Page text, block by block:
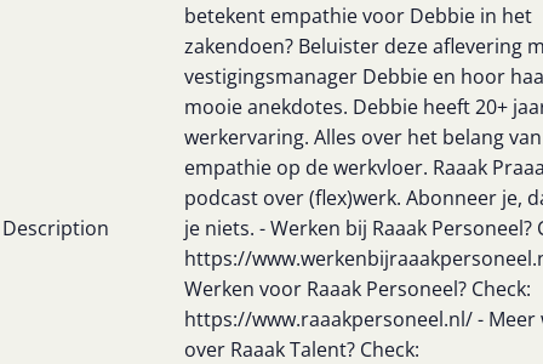
Description
betekent empathie voor Debbie in het
zakendoen? Beluister deze aflevering
vestigingsmanager Debbie en hoor
mooie anekdotes. Debbie heeft 20+
werkervaring. Alles over het belang van
empathie op de werkvloer. Raaak
podcast over (flex)werk. Abonneer je,
je niets. - Werken bij Raaak Personeel?
https://
Werken voor Raaak Personeel? Check:
https://www.raaakpersoneel.nl/ - Meer
over Raaak Talent? Check: